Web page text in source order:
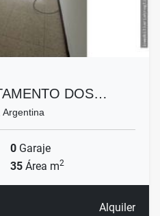
DOS…
Argentina
0 Garaje
35 Área m2
Alquiler